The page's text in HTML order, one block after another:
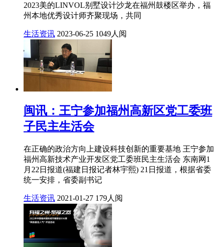
2023美的LINVOL别墅设计沙龙在福州鼓楼区举办，福
州本地优秀设计师齐聚现场，共同
生活资讯 2023-06-25 1049人阅
闽讯：王宁参加福州高新区党工委班
子民主生活会
在正确的政治方向上建设科技创新的重要基地 王宁参加
福州高新技术产业开发区党工委班民主生活会 东南网1
月22日报道(福建日报记者林宇熙) 21日报道，根据省委
统一安排，省委副书记
生活资讯 2021-01-27 179人阅